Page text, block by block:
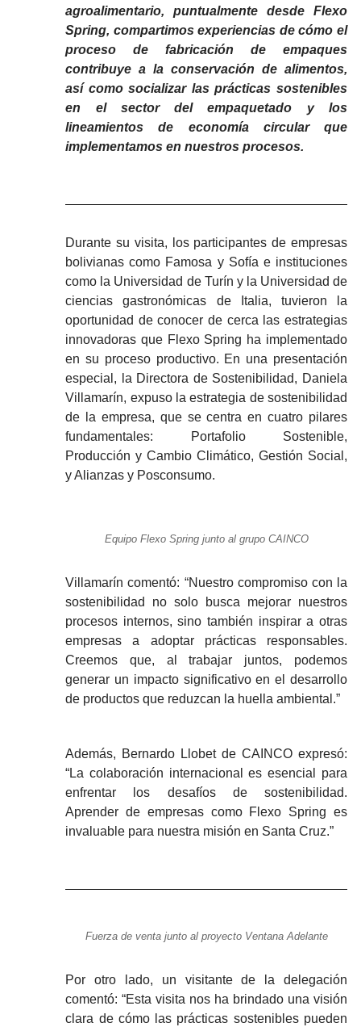
agroalimentario, puntualmente desde Flexo
Spring, compartimos experiencias de cómo el
proceso de fabricación de empaques
contribuye a la conservación de alimentos,
así como socializar las prácticas sostenibles
en el sector del empaquetado y los
lineamientos de economía circular que
implementamos en nuestros procesos.
Durante su visita, los participantes de empresas
bolivianas como Famosa y Sofía e instituciones
como la Universidad de Turín y la Universidad de
ciencias gastronómicas de Italia, tuvieron la
oportunidad de conocer de cerca las estrategias
innovadoras que Flexo Spring ha implementado
en su proceso productivo. En una presentación
especial, la Directora de Sostenibilidad, Daniela
Villamarín, expuso la estrategia de sostenibilidad
de la empresa, que se centra en cuatro pilares
fundamentales: Portafolio Sostenible,
Producción y Cambio Climático, Gestión Social,
y Alianzas y Posconsumo.
Equipo Flexo Spring junto al grupo CAINCO
Villamarín comentó: “Nuestro compromiso con la
sostenibilidad no solo busca mejorar nuestros
procesos internos, sino también inspirar a otras
empresas a adoptar prácticas responsables.
Creemos que, al trabajar juntos, podemos
generar un impacto significativo en el desarrollo
de productos que reduzcan la huella ambiental.”
Además, Bernardo Llobet de CAINCO expresó:
“La colaboración internacional es esencial para
enfrentar los desafíos de sostenibilidad.
Aprender de empresas como Flexo Spring es
invaluable para nuestra misión en Santa Cruz.”
Fuerza de venta junto al proyecto Ventana Adelante
Por otro lado, un visitante de la delegación
comentó: “Esta visita nos ha brindado una visión
clara de cómo las prácticas sostenibles pueden